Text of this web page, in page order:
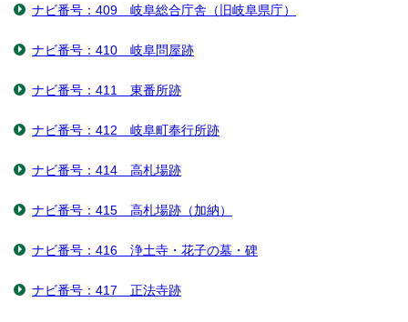
ナビ番号：409 岐阜総合庁舎（旧岐阜県庁）
ナビ番号：410 岐阜問屋跡
ナビ番号：411 東番所跡
ナビ番号：412 岐阜町奉行所跡
ナビ番号：414 高札場跡
ナビ番号：415 高札場跡（加納）
ナビ番号：416 浄土寺・花子の墓・碑
ナビ番号：417 正法寺跡